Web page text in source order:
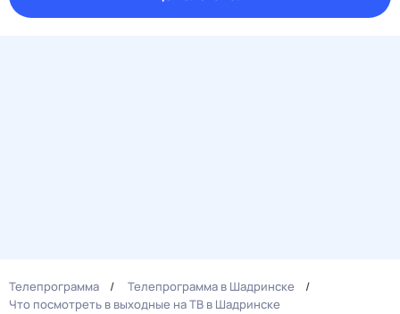
Телепрограмма
Телепрограмма в Шадринске
Что посмотреть в выходные на ТВ в Шадринске